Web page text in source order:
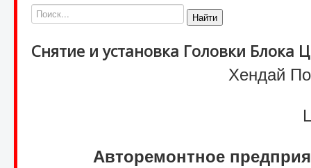
Найти
Снятие и установка Головки
Хендай
Авторемонтное